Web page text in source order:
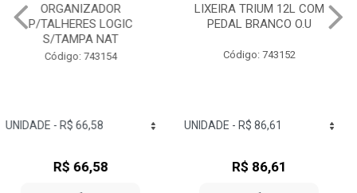
LIXEIRA TRIUM 12L COM
PEDAL BRANCO O.U
Código: 743152
R$ 86,61
ESCORREDOR LOUÇAS
TRIUM COMPACT BRANCO
Código: 743125
R$ 57,24